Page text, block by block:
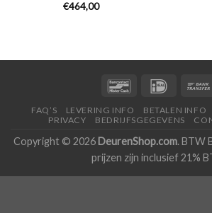
€464,00
FAQ’S LEVERING INFO BETALEN INFO
PRIVACY
BEDRIJFSGEGEVENS
Copyright © 2026 DeurenShop.com. BTW
prijzen zijn inclusief 21%